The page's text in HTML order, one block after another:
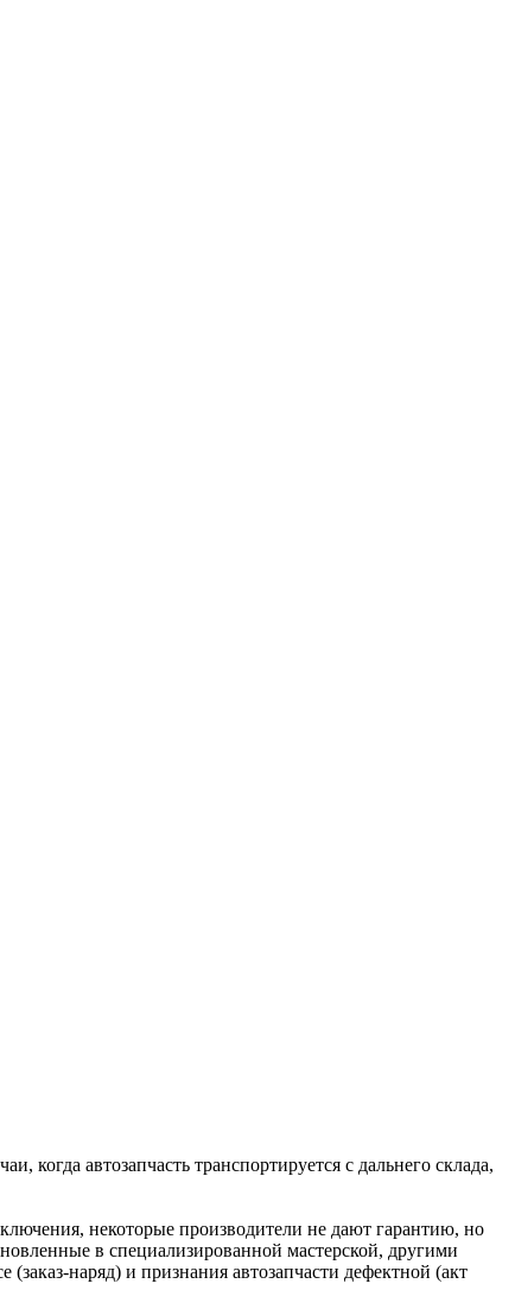
автозапчасть транспортируется с дальнего склада,
некоторые производители не дают гарантию, но
в специализированной мастерской, другими
наряд) и признания автозапчасти дефектной (акт